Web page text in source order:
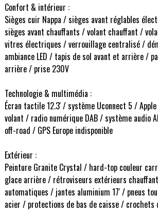
Confort & intérieur :
Sièges cuir Nappa / sièges avant réglables
sièges avant chauffants / volant chauffant /
vitres électriques / verrouillage centralisé /
ambiance LED / tapis de sol avant et arrière /
arrière / prise 230V
Technologie & multimédia :
Écran tactile 12.3' / système Uconnect 5 /
volant / radio numérique DAB / système audio
off-road / GPS Europe indisponible
Extérieur :
Peinture Granite Crystal / hard-top couleur
glace arrière / rétroviseurs extérieurs
automatiques / jantes aluminium 17' / pneus
acier / protections de bas de caisse /